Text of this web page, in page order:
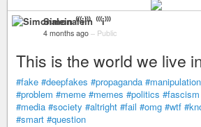
Simonalein ⁽⁽⁽i⁾⁾⁾
4 months ago – Public
This is the world we live
#fake #deepfakes #propaganda #manipulation
#problem #meme #memes #politics #fascism
#media #society #altright #fail #omg #wtf
#smart #question